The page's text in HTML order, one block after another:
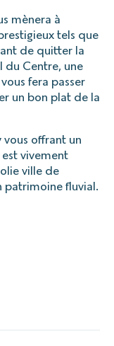
mènera à
tels que
de quitter la
du Centre, une
fera passer
un bon plat de la
vous offrant un
vivement
ville de
patrimoine fluvial.